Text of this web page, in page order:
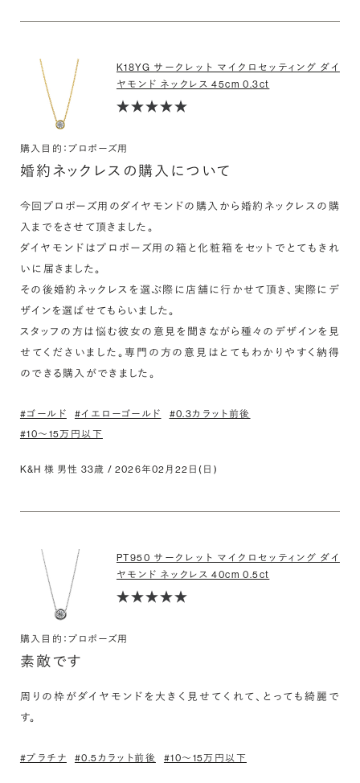
K18YG サークレット マイクロセッティング ダイ
ヤモンド ネックレス 45cm 0.3ct
購入目的：プロポーズ用
婚約ネックレスの購入について
今回プロポーズ用のダイヤモンドの購入から婚約ネックレスの購
入までをさせて頂きました。
ダイヤモンドはプロポーズ用の箱と化粧箱をセットでとてもきれ
いに届きました。
その後婚約ネックレスを選ぶ際に店舗に行かせて頂き、実際にデ
ザインを選ばせてもらいました。
スタッフの方は悩む彼女の意見を聞きながら種々のデザインを見
せてくださいました。専門の方の意見はとてもわかりやすく納得
のできる購入ができました。
#ゴールド #イエローゴールド
#0.3カラット前後
#10〜15万円以下
K&H 様 男性 33歳 / 2026年02月22日(日)
PT950 サークレット マイクロセッティング ダイ
ヤモンド ネックレス 40cm 0.5ct
購入目的：プロポーズ用
素敵です
周りの枠がダイヤモンドを大きく見せてくれて、とっても綺麗で
す。
#プラチナ #0.5カラット前後 #10〜15万円以下